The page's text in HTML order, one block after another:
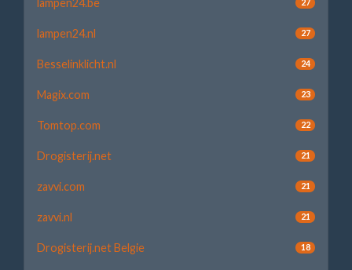
27
lampen24.nl 27
Besselinklicht.nl 24
Magix.com 23
Tomtop.com 22
Drogisterij.net 21
zavvi.com 21
zavvi.nl 21
Drogisterij.net Belgie 18